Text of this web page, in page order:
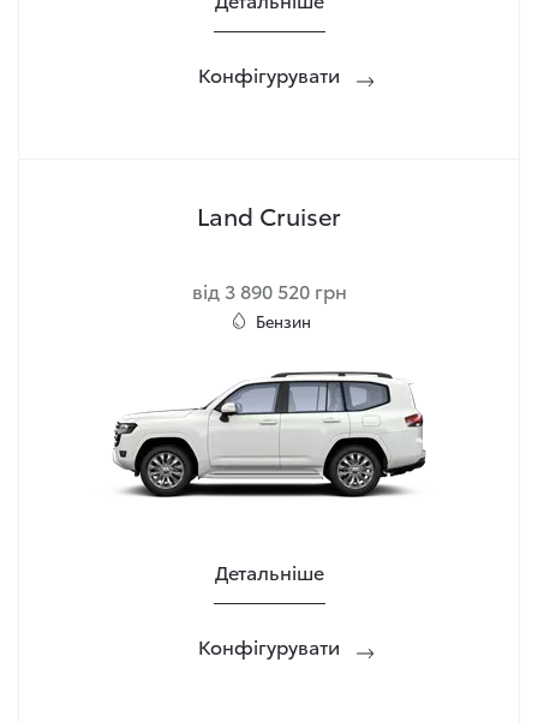
Конфігурувати
Land Cruiser
від 3 890 520 грн
Бензин
Детальніше
Конфігурувати